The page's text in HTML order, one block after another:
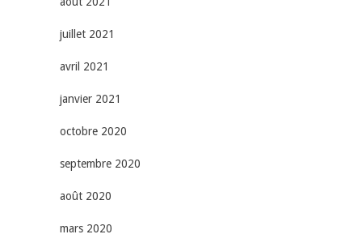
juillet 2021
avril 2021
janvier 2021
octobre 2020
septembre 2020
août 2020
mars 2020